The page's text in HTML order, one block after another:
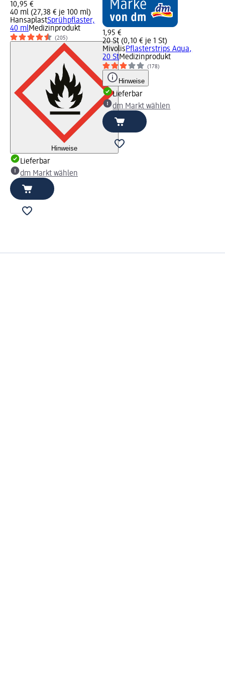
10,95 €
40 ml (27,38 € je 100 ml)
HansaplastSprühpflaster,
40 mlMedizinprodukt
(205)
Hinweise
Lieferbar
dm Markt wählen
1,95 €
20 St (0,10 € je 1 St)
MivolisPflasterstrips Aqua,
20 StMedizinprodukt
(178)
Hinweise
Lieferbar
dm Markt wählen